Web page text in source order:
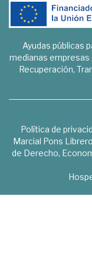
Ayudas públicas
medianas empresas
Recuperación,
Política de
Marcial Pons
de Derecho,